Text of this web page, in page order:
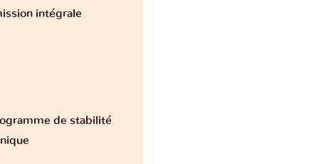
intégrale
de stabilité